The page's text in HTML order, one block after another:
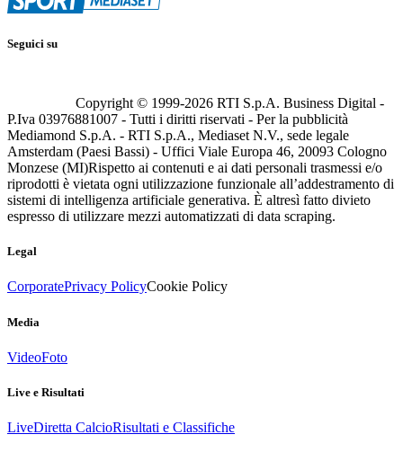
Seguici su
Copyright © 1999-2026 RTI S.p.A. Business Digital -
P.Iva 03976881007 - Tutti i diritti riservati - Per la pubblicità
Mediamond S.p.A. - RTI S.p.A., Mediaset N.V., sede legale
Amsterdam (Paesi Bassi) - Uffici Viale Europa 46, 20093 Cologno
Monzese (MI)Rispetto ai contenuti e ai dati personali trasmessi e/o
riprodotti è vietata ogni utilizzazione funzionale all’addestramento di
sistemi di intelligenza artificiale generativa. È altresì fatto divieto
espresso di utilizzare mezzi automatizzati di data scraping.
Legal
CorporatePrivacy PolicyCookie Policy
Media
VideoFoto
Live e Risultati
LiveDiretta CalcioRisultati e Classifiche